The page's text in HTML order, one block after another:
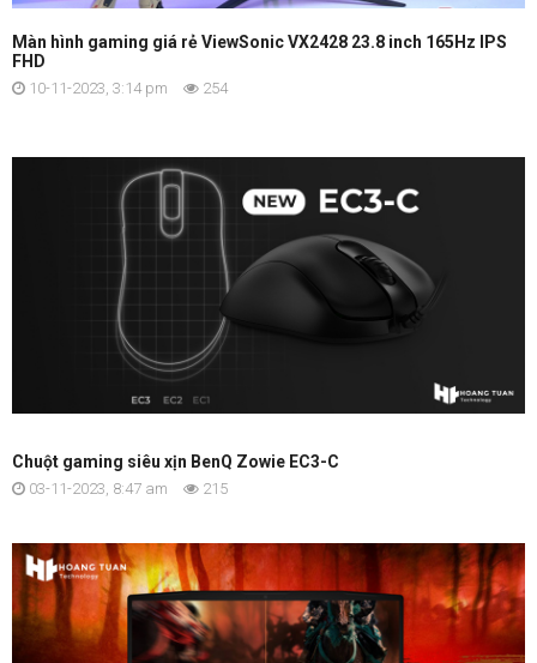
Màn hình gaming giá rẻ ViewSonic VX2428 23.8 inch 165Hz IPS
FHD
10-11-2023, 3:14 pm 254
Chuột gaming siêu xịn BenQ Zowie EC3-C
03-11-2023, 8:47 am 215